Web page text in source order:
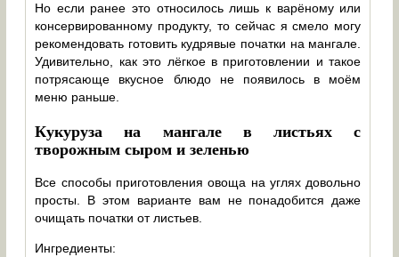
Но если ранее это относилось лишь к варёному или
консервированному продукту, то сейчас я смело могу
рекомендовать готовить кудрявые початки на мангале.
Удивительно, как это лёгкое в приготовлении и такое
потрясающе вкусное блюдо не появилось в моём
меню раньше.
Кукуруза на мангале в листьях с
творожным сыром и зеленью
Все способы приготовления овоща на углях довольно
просты. В этом варианте вам не понадобится даже
очищать початки от листьев.
Ингредиенты: